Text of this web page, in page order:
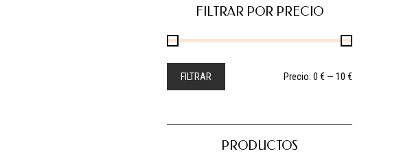
FILTRAR POR PRECIO
FILTRAR Precio: 0 € — 10 €
PRODUCTOS